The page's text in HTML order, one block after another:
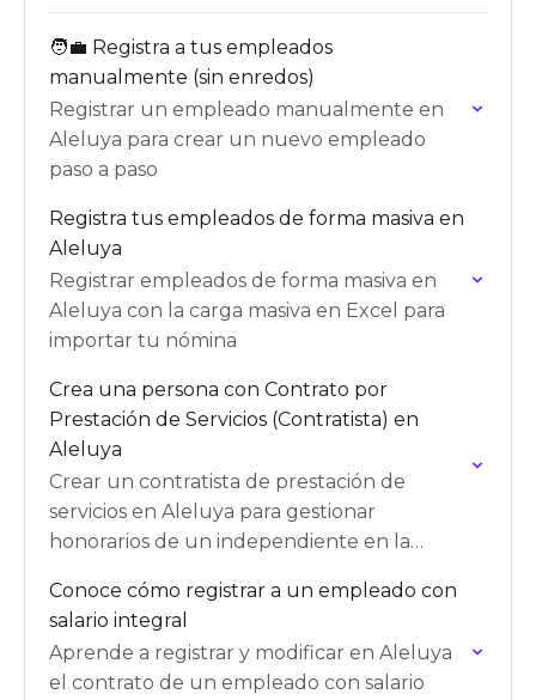
🧑‍💼 Registra a tus empleados
manualmente (sin enredos)
Registrar un empleado manualmente en
Aleluya para crear un nuevo empleado
paso a paso
Registra tus empleados de forma masiva en
Aleluya
Registrar empleados de forma masiva en
Aleluya con la carga masiva en Excel para
importar tu nómina
Crea una persona con Contrato por
Prestación de Servicios (Contratista) en
Aleluya
Crear un contratista de prestación de
servicios en Aleluya para gestionar
honorarios de un independiente en la
Conoce cómo registrar a un empleado con
salario integral
Aprende a registrar y modificar en Aleluya
el contrato de un empleado con salario